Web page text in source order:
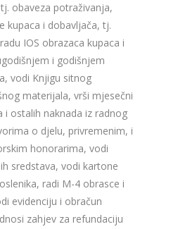
obaveza potraživanja,
kupaca i dobavljača, tj.
IOS obrazaca kupaca i
i godišnjem
vodi Knjigu sitnog
materijala, vrši mjesečni
ostalih naknada iz radnog
o djelu, privremenim, i
honorarima, vodi
sredstava, vodi kartone
radi M-4 obrasce i
evidenciju i obračun
zahjev za refundaciju